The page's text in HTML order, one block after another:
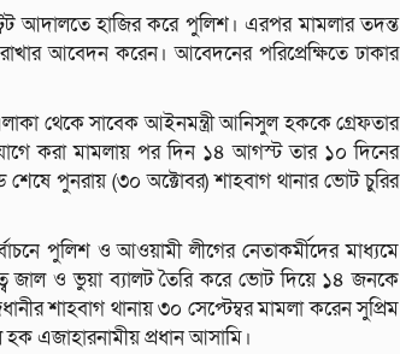
আদালতে হাজির করে পুলিশ। এরপর মামলার তদন্ত
আবেদন করেন। আবেদনের পরিপ্রেক্ষিতে ঢাকার
থেকে সাবেক আইনমন্ত্রী আনিসুল হককে গ্রেফতার
করা মামলায় পর দিন ১৪ আগস্ট তার ১০ দিনের
শেষে পুনরায় (৩০ অক্টোবর) শাহবাগ থানার ভোট চুরির
পুলিশ ও আওয়ামী লীগের নেতাকর্মীদের মাধ্যমে
জাল ও ভুয়া ব্যালট তৈরি করে ভোট দিয়ে ১৪ জনকে
শাহবাগ থানায় ৩০ সেপ্টেম্বর মামলা করেন সুপ্রিম
এজাহারনামীয় প্রধান আসামি।